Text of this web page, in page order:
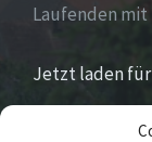
Laufenden
Jetzt laden für